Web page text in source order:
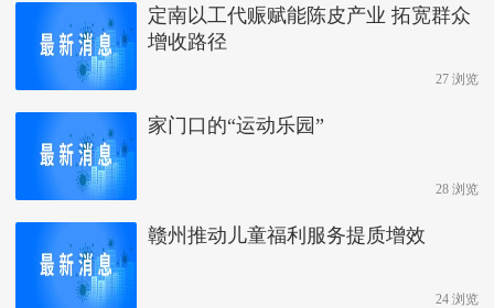
定南以工代赈赋能陈皮产业 拓宽群众
增收路径
27 浏览
家门口的“运动乐园”
28 浏览
赣州推动儿童福利服务提质增效
24 浏览